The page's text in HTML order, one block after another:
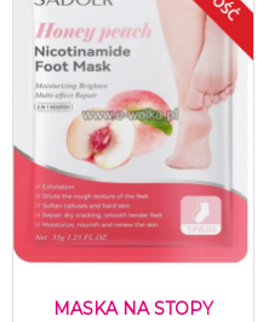
MASKA NA STOPY